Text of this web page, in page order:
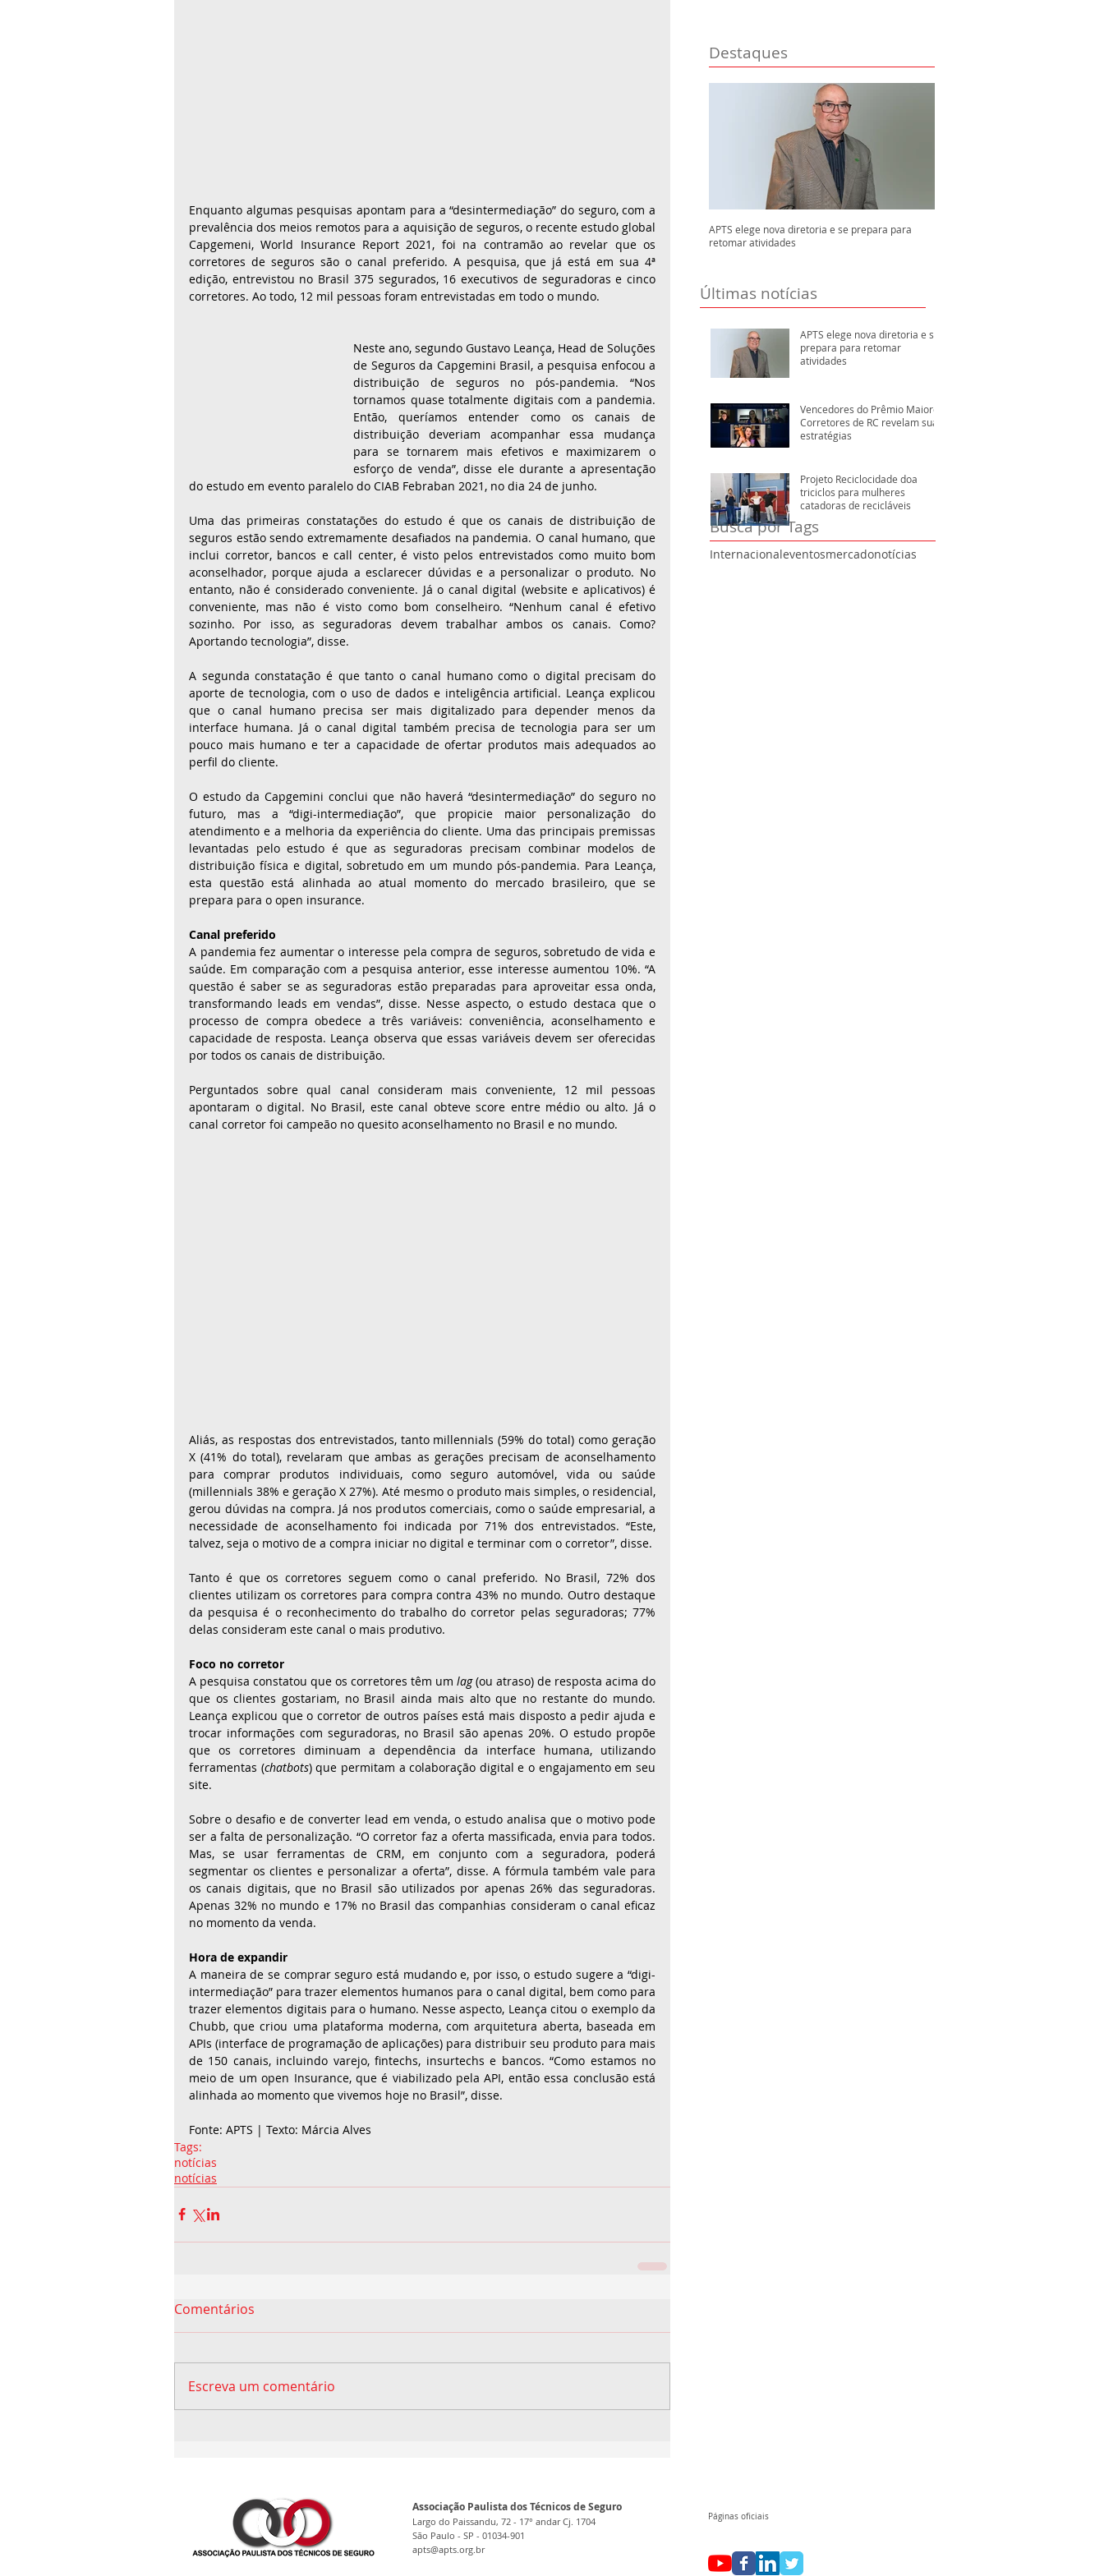
Destaques
APTS elege nova diretoria e se prepara para
retomar atividades
Busca por Tags
Internacionaleventosmercadonotícias
Últimas notícias
APTS elege nova diretoria e se
prepara para retomar
atividades
Vencedores do Prêmio Maiores
Corretores de RC revelam suas
estratégias
Projeto Reciclocidade doa
triciclos para mulheres
catadoras de recicláveis
Enquanto algumas pesquisas apontam para a “desintermediação” do seguro, com a
prevalência dos meios remotos para a aquisição de seguros, o recente estudo global
Capgemeni, World Insurance Report 2021, foi na contramão ao revelar que os
corretores de seguros são o canal preferido. A pesquisa, que já está em sua 4ª
edição, entrevistou no Brasil 375 segurados, 16 executivos de seguradoras e cinco
corretores. Ao todo, 12 mil pessoas foram entrevistadas em todo o mundo.
Neste ano, segundo Gustavo Leança, Head de Soluções
de Seguros da Capgemini Brasil, a pesquisa enfocou a
distribuição de seguros no pós-pandemia. “Nos
tornamos quase totalmente digitais com a pandemia.
Então, queríamos entender como os canais de
distribuição deveriam acompanhar essa mudança
para se tornarem mais efetivos e maximizarem o
esforço de venda”, disse ele durante a apresentação
do estudo em evento paralelo do CIAB Febraban 2021, no dia 24 de junho.
Uma das primeiras constatações do estudo é que os canais de distribuição de
seguros estão sendo extremamente desafiados na pandemia. O canal humano, que
inclui corretor, bancos e call center, é visto pelos entrevistados como muito bom
aconselhador, porque ajuda a esclarecer dúvidas e a personalizar o produto. No
entanto, não é considerado conveniente. Já o canal digital (website e aplicativos) é
conveniente, mas não é visto como bom conselheiro. “Nenhum canal é efetivo
sozinho. Por isso, as seguradoras devem trabalhar ambos os canais. Como?
Aportando tecnologia”, disse.
A segunda constatação é que tanto o canal humano como o digital precisam do
aporte de tecnologia, com o uso de dados e inteligência artificial. Leança explicou
que o canal humano precisa ser mais digitalizado para depender menos da
interface humana. Já o canal digital também precisa de tecnologia para ser um
pouco mais humano e ter a capacidade de ofertar produtos mais adequados ao
perfil do cliente.
O estudo da Capgemini conclui que não haverá “desintermediação” do seguro no
futuro, mas a “digi-intermediação”, que propicie maior personalização do
atendimento e a melhoria da experiência do cliente. Uma das principais premissas
levantadas pelo estudo é que as seguradoras precisam combinar modelos de
distribuição física e digital, sobretudo em um mundo pós-pandemia. Para Leança,
esta questão está alinhada ao atual momento do mercado brasileiro, que se
prepara para o open insurance.
Canal preferido
A pandemia fez aumentar o interesse pela compra de seguros, sobretudo de vida e
saúde. Em comparação com a pesquisa anterior, esse interesse aumentou 10%. “A
questão é saber se as seguradoras estão preparadas para aproveitar essa onda,
transformando leads em vendas”, disse. Nesse aspecto, o estudo destaca que o
processo de compra obedece a três variáveis: conveniência, aconselhamento e
capacidade de resposta. Leança observa que essas variáveis devem ser oferecidas
por todos os canais de distribuição.
Perguntados sobre qual canal consideram mais conveniente, 12 mil pessoas
apontaram o digital. No Brasil, este canal obteve score entre médio ou alto. Já o
canal corretor foi campeão no quesito aconselhamento no Brasil e no mundo.
Aliás, as respostas dos entrevistados, tanto millennials (59% do total) como geração
X (41% do total), revelaram que ambas as gerações precisam de aconselhamento
para comprar produtos individuais, como seguro automóvel, vida ou saúde
(millennials 38% e geração X 27%). Até mesmo o produto mais simples, o residencial,
gerou dúvidas na compra. Já nos produtos comerciais, como o saúde empresarial, a
necessidade de aconselhamento foi indicada por 71% dos entrevistados. “Este,
talvez, seja o motivo de a compra iniciar no digital e terminar com o corretor”, disse.
Tanto é que os corretores seguem como o canal preferido. No Brasil, 72% dos
clientes utilizam os corretores para compra contra 43% no mundo. Outro destaque
da pesquisa é o reconhecimento do trabalho do corretor pelas seguradoras; 77%
delas consideram este canal o mais produtivo.
Foco no corretor
A pesquisa constatou que os corretores têm um lag (ou atraso) de resposta acima do
que os clientes gostariam, no Brasil ainda mais alto que no restante do mundo.
Leança explicou que o corretor de outros países está mais disposto a pedir ajuda e
trocar informações com seguradoras, no Brasil são apenas 20%. O estudo propõe
que os corretores diminuam a dependência da interface humana, utilizando
ferramentas (chatbots) que permitam a colaboração digital e o engajamento em seu
site.
Sobre o desafio e de converter lead em venda, o estudo analisa que o motivo pode
ser a falta de personalização. “O corretor faz a oferta massificada, envia para todos.
Mas, se usar ferramentas de CRM, em conjunto com a seguradora, poderá
segmentar os clientes e personalizar a oferta”, disse. A fórmula também vale para
os canais digitais, que no Brasil são utilizados por apenas 26% das seguradoras.
Apenas 32% no mundo e 17% no Brasil das companhias consideram o canal eficaz
no momento da venda.
Hora de expandir
A maneira de se comprar seguro está mudando e, por isso, o estudo sugere a “digi-
intermediação” para trazer elementos humanos para o canal digital, bem como para
trazer elementos digitais para o humano. Nesse aspecto, Leança citou o exemplo da
Chubb, que criou uma plataforma moderna, com arquitetura aberta, baseada em
APIs (interface de programação de aplicações) para distribuir seu produto para mais
de 150 canais, incluindo varejo, fintechs, insurtechs e bancos. “Como estamos no
meio de um open Insurance, que é viabilizado pela API, então essa conclusão está
alinhada ao momento que vivemos hoje no Brasil”, disse.
Fonte: APTS | Texto: Márcia Alves
Tags:
notícias
notícias
Comentários
Escreva um comentário
Associação Paulista dos Técnicos de Seguro
Largo do Paissandu, 72 - 17° andar Cj. 1704
São Paulo - SP - 01034-901
apts@apts.org.br
Páginas oficiais